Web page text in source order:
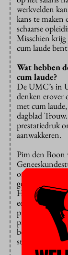
werkvelden
kans te maken
schaarse
Misschien krijg
cum laude
Wat hebben
cum laude?
De UMC’s in
denken erover
met cum laude,
dagblad
prestatiedruk
aanwakkeren.
Pim den Boon
ontspoorde
geneeskunde
Het begint al
een type
presteren.
praktijkstages
beoordelingen
strak keurslijf